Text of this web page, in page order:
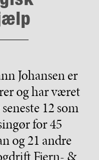
Johansen er
og har været
12 som
for 45
og 21 andre
Fjern- &